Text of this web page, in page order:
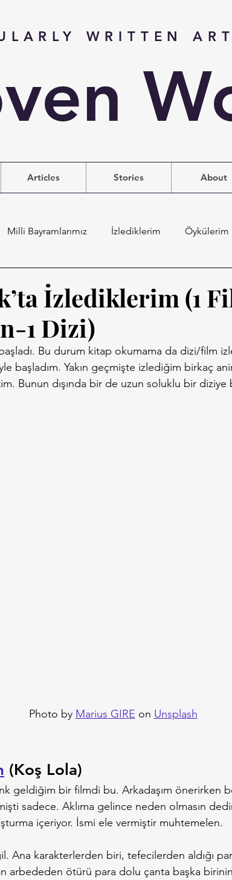
WRITTEN
Articles Stories About
Milli Bayramlarımız İzlediklerim Öykülerim
İzlediklerim (1
1 Dizi)
başladı. Bu durum kitap okumama da dizi/film
başladım. Yakın geçmişte izlediğim birkaç
Bunun dışında bir de uzun soluklu bir diziye
Photo by Marius GIRE on Unsplash
(Koş Lola)
geldiğim bir filmdi bu. Arkadaşım önerirken
sadece. Aklıma gelince neden olmasın
içeriyor. İsmi ele vermiştir muhtemelen.
Ana karakterlerden biri, tefecilerden aldığı
arbededen ötürü para dolu çanta başka